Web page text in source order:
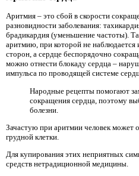
Аритмия – это сбой в скорости
разновидности заболевания:
брадикардия (уменьшение частоты).
аритмию, при которой не наблюдается
сторон, а сердце беспорядочно
можно отнести блокаду сердца –
импульса по проводящей системе
Народные рецепты помогают
сокращения сердца, поэтому
болезни.
Зачастую при аритмии человек может
грудной клетки.
Для купирования этих неприятных
средств нетрадиционной медицины.